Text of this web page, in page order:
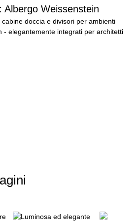
Albergo Weissenstein
doccia e divisori per ambienti
- elegantemente integrati per architetti